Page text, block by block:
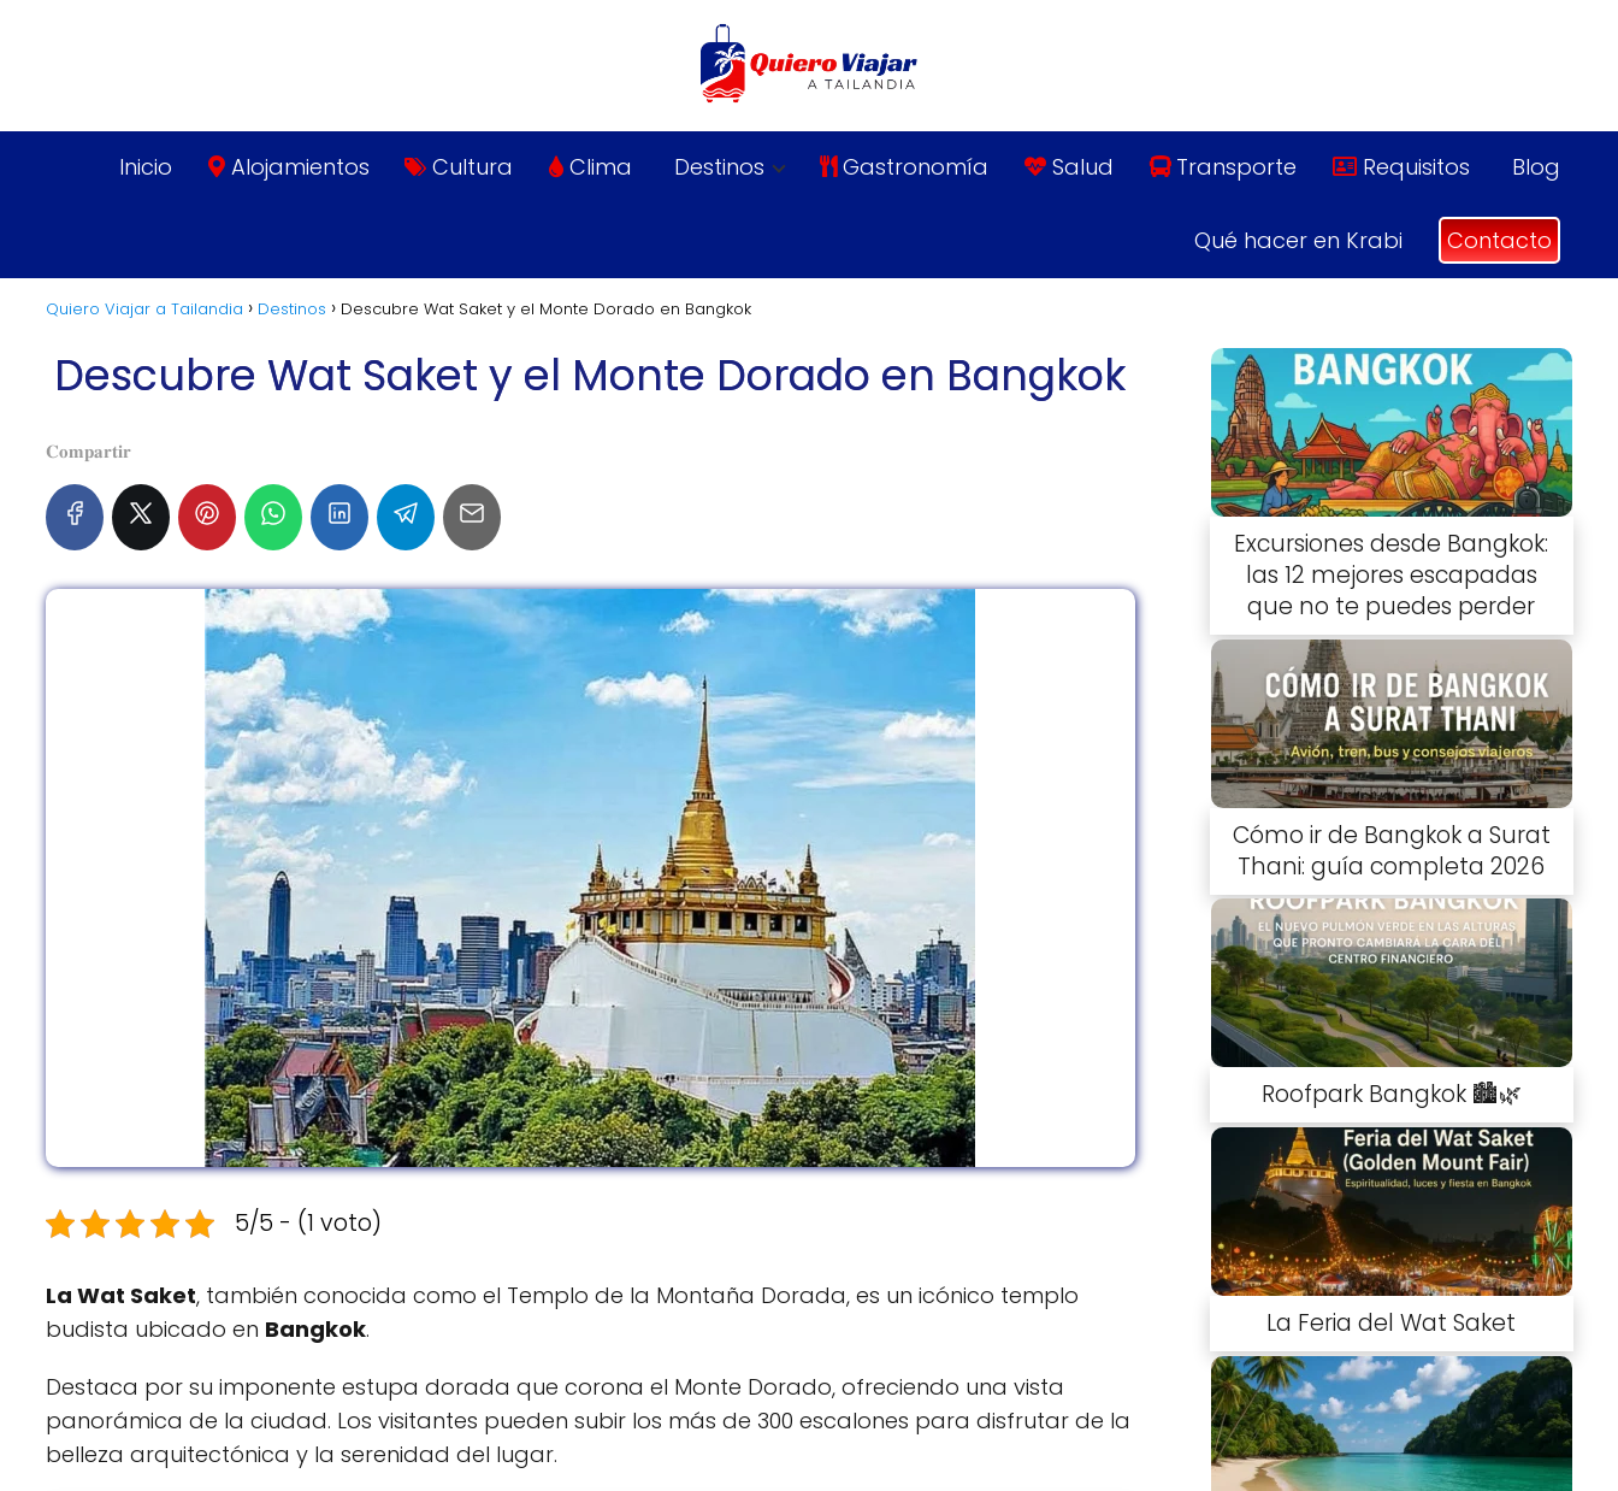
Inicio Alojamientos Cultura Clima Destinos Gastronomía Salud Transporte Requisitos Blog
Qué hacer en Krabi Contacto
Quiero Viajar a Tailandia Destinos Descubre Wat Saket y el Monte Dorado en Bangkok
Descubre Wat Saket y el Monte Dorado en Bangkok
𝐂𝐨𝐦𝐩𝐚𝐫𝐭𝐢𝐫
5/5 - (1 voto)
La Wat Saket, también conocida como el Templo de la Montaña Dorada, es un icónico templo
budista ubicado en Bangkok.
Destaca por su imponente estupa dorada que corona el Monte Dorado, ofreciendo una vista
panorámica de la ciudad. Los visitantes pueden subir los más de 300 escalones para disfrutar de la
belleza arquitectónica y la serenidad del lugar.
Excursiones desde Bangkok:
las 12 mejores escapadas
que no te puedes perder
Cómo ir de Bangkok a Surat
Thani: guía completa 2026
Roofpark Bangkok 🏙️🌿
La Feria del Wat Saket